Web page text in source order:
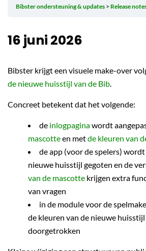
Bibster ondersteuning & updates Release
16 juni 2026
Bibster krijgt een visuele make-over
de nieuwe huisstijl van de Bib.
Concreet betekent dat het volgende:
de inlogpaginawordt
mascotteen metde kleuren van
de app (voor de spelers)
nieuwe huisstijl gegoten en de
van de mascotte krijgen extra
van vragen
in de module voor de
de kleuren van de nieuwe
doorgetrokken